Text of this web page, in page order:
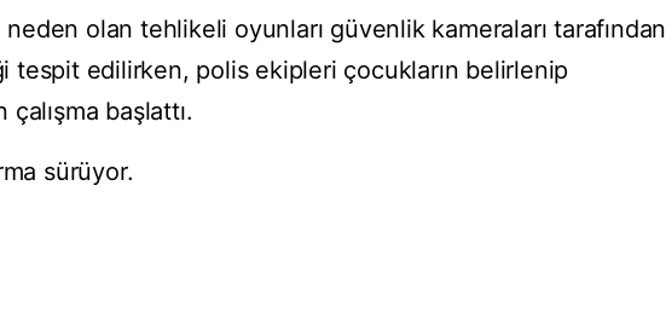
neden olan tehlikeli oyunları güvenlik kameraları tarafından
tespit edilirken, polis ekipleri çocukların belirlenip
başlattı.
sürüyor.